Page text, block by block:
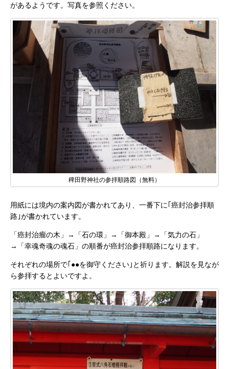
があるようです。写真を参照ください。
稗田野神社の参拝順路図（無料）
用紙には境内の案内図が書かれてあり、一番下に｢癌封治参拝順
路｣が書かれています。
「癌封治瘤の木」→「石の環」→「御本殿」→「気力の石」
→「幸魂奇魂の魂石」の順番が癌封治参拝順路になります。
それぞれの場所で｢●●を御守ください｣と祈ります。解説を見なが
ら参拝するとよいですよ。